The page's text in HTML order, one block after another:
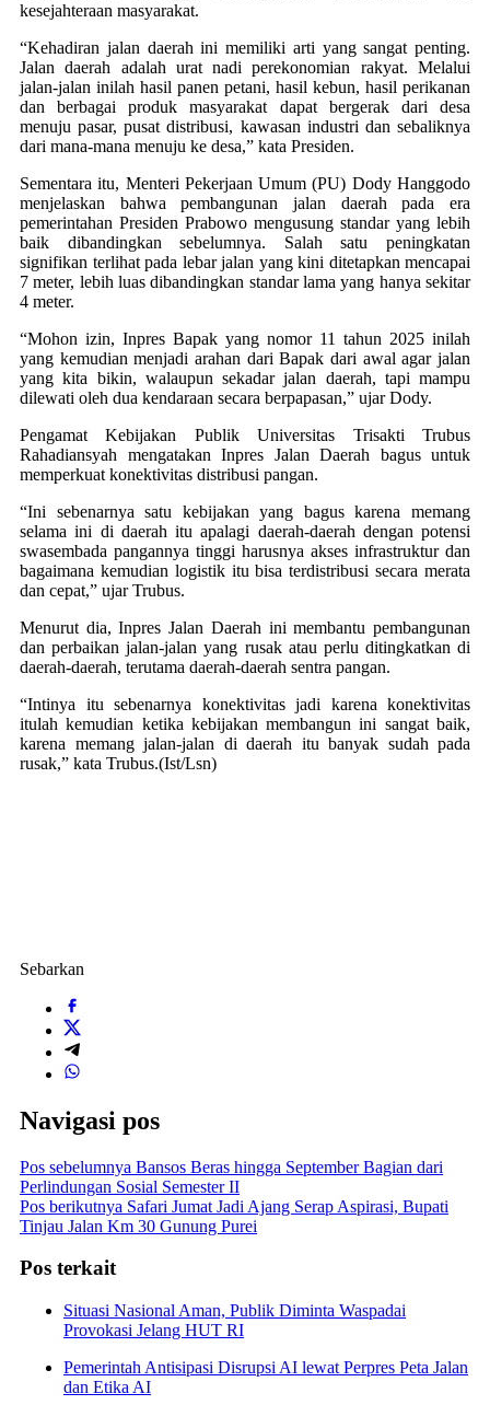
kesejahteraan masyarakat.
“Kehadiran jalan daerah ini memiliki arti yang sangat penting.
Jalan daerah adalah urat nadi perekonomian rakyat. Melalui
jalan-jalan inilah hasil panen petani, hasil kebun, hasil perikanan
dan berbagai produk masyarakat dapat bergerak dari desa
menuju pasar, pusat distribusi, kawasan industri dan sebaliknya
dari mana-mana menuju ke desa,” kata Presiden.
Sementara itu, Menteri Pekerjaan Umum (PU) Dody Hanggodo
menjelaskan bahwa pembangunan jalan daerah pada era
pemerintahan Presiden Prabowo mengusung standar yang lebih
baik dibandingkan sebelumnya. Salah satu peningkatan
signifikan terlihat pada lebar jalan yang kini ditetapkan mencapai
7 meter, lebih luas dibandingkan standar lama yang hanya sekitar
4 meter.
“Mohon izin, Inpres Bapak yang nomor 11 tahun 2025 inilah
yang kemudian menjadi arahan dari Bapak dari awal agar jalan
yang kita bikin, walaupun sekadar jalan daerah, tapi mampu
dilewati oleh dua kendaraan secara berpapasan,” ujar Dody.
Pengamat Kebijakan Publik Universitas Trisakti Trubus
Rahadiansyah mengatakan Inpres Jalan Daerah bagus untuk
memperkuat konektivitas distribusi pangan.
“Ini sebenarnya satu kebijakan yang bagus karena memang
selama ini di daerah itu apalagi daerah-daerah dengan potensi
swasembada pangannya tinggi harusnya akses infrastruktur dan
bagaimana kemudian logistik itu bisa terdistribusi secara merata
dan cepat,” ujar Trubus.
Menurut dia, Inpres Jalan Daerah ini membantu pembangunan
dan perbaikan jalan-jalan yang rusak atau perlu ditingkatkan di
daerah-daerah, terutama daerah-daerah sentra pangan.
“Intinya itu sebenarnya konektivitas jadi karena konektivitas
itulah kemudian ketika kebijakan membangun ini sangat baik,
karena memang jalan-jalan di daerah itu banyak sudah pada
rusak,” kata Trubus.(Ist/Lsn)
Sebarkan
Navigasi pos
Pos sebelumnya Bansos Beras hingga September Bagian dari
Perlindungan Sosial Semester II
Pos berikutnya Safari Jumat Jadi Ajang Serap Aspirasi, Bupati
Tinjau Jalan Km 30 Gunung Purei
Pos terkait
Situasi Nasional Aman, Publik Diminta Waspadai
Provokasi Jelang HUT RI
Pemerintah Antisipasi Disrupsi AI lewat Perpres Peta Jalan
dan Etika AI